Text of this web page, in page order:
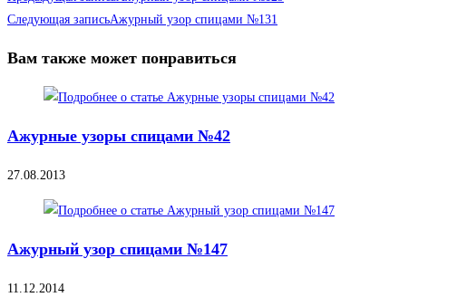
Следующая записьАжурный узор спицами №131
Вам также может понравиться
Ажурные узоры спицами №42
27.08.2013
Ажурный узор спицами №147
11.12.2014